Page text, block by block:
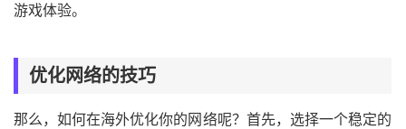
游戏体验。
优化网络的技巧
那么，如何在海外优化你的网络呢？首先，选择一个稳定的